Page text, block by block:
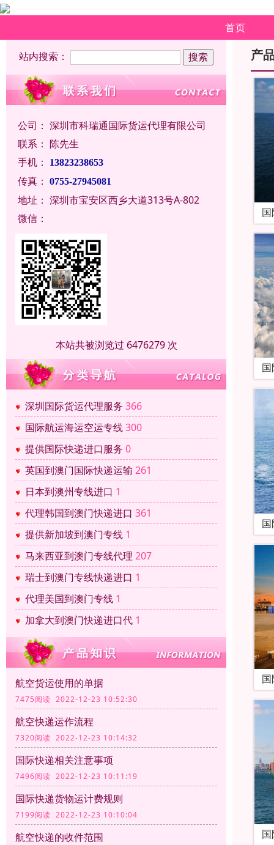
首页
站内搜索：
公司： 深圳市科瑞通国际货运代理有限公司
联系： 陈先生
手机：
13823238653
传真： 0755-27945081
地址： 深圳市宝安区西乡大道313号A-802
微信：
本站共被浏览过 6476279 次
深圳国际货运代理服务 366
国际航运海运空运专线300
提供国际快递进口服务 0
英国到澳门国际快递运输 261
日本到澳州专线进口 1
代理韩国到澳门快递进口 361
提供新加坡到澳门专线 1
马来西亚到澳门专线代理 207
瑞士到澳门专线快递进口 1
代理美国到澳门专线 1
加拿大到澳门快递进口代 1
航空货运使用的单据
7475阅读 2022-12-23 10:52:30
航空快递运作流程
7320阅读 2022-12-23 10:14:32
国际快递相关注意事项
7496阅读 2022-12-23 10:11:19
国际快递货物运计费规则
7199阅读 2022-12-23 10:10:04
航空快递的收件范围
产